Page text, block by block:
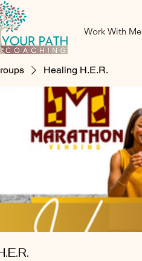
Work With Me
Healing H.E.R.